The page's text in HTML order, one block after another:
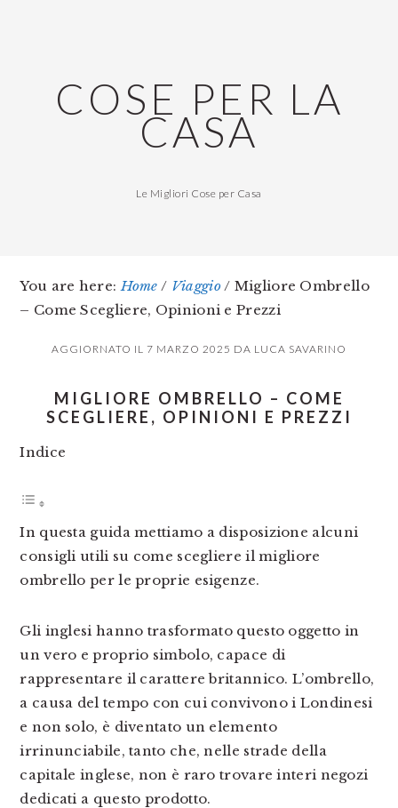
COSE PER LA
CASA
Le Migliori Cose per Casa
You are here:Home / Viaggio/ Migliore Ombrello
– Come Scegliere, Opinioni e Prezzi
AGGIORNATO IL 7 MARZO 2025 DA LUCA SAVARINO
MIGLIORE OMBRELLO – COME
SCEGLIERE, OPINIONI E PREZZI
Indice
In questa guida mettiamo a disposizione alcuni
consigli utili su come scegliere il migliore
ombrello per le proprie esigenze.
Gli inglesi hanno trasformato questo oggetto in
un vero e proprio simbolo, capace di
rappresentare il carattere britannico. L’ombrello,
a causa del tempo con cui convivono i Londinesi
e non solo, è diventato un elemento
irrinunciabile, tanto che, nelle strade della
capitale inglese, non è raro trovare interi negozi
dedicati a questo prodotto.